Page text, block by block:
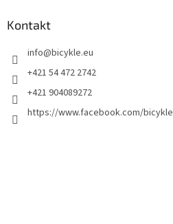
Kontakt
info@bicykle.eu
+421 54 472 2742
+421 904089272
https://www.facebook.com/bicykle